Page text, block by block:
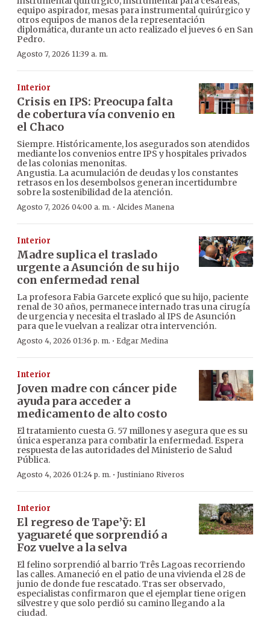
equipo aspirador, mesas para instrumental quirúrgico y
otros equipos de manos de la representación
diplomática, durante un acto realizado el jueves 6 en San
Pedro.
Agosto 7, 2026 11:39 a. m.
Interior
Crisis en IPS: Preocupa falta
de cobertura vía convenio en
el Chaco
Siempre. Históricamente, los asegurados son atendidos
mediante los convenios entre IPS y hospitales privados
de las colonias menonitas.
Angustia. La acumulación de deudas y los constantes
retrasos en los desembolsos generan incertidumbre
sobre la sostenibilidad de la atención.
Agosto 7, 2026 04:00 a. m. · Alcides Manena
Interior
Madre suplica el traslado
urgente a Asunción de su hijo
con enfermedad renal
La profesora Fabia Garcete explicó que su hijo, paciente
renal de 30 años, permanece internado tras una cirugía
de urgencia y necesita el traslado al IPS de Asunción
para que le vuelvan a realizar otra intervención.
Agosto 4, 2026 01:36 p. m. · Edgar Medina
Interior
Joven madre con cáncer pide
ayuda para acceder a
medicamento de alto costo
El tratamiento cuesta G. 57 millones y asegura que es su
única esperanza para combatir la enfermedad. Espera
respuesta de las autoridades del Ministerio de Salud
Pública.
Agosto 4, 2026 01:24 p. m. · Justiniano Riveros
Interior
El regreso de Tape’ỹ: El
yaguareté que sorprendió a
Foz vuelve a la selva
El felino sorprendió al barrio Três Lagoas recorriendo
las calles. Amaneció en el patio de una vivienda el 28 de
junio de donde fue rescatado. Tras ser observado,
especialistas confirmaron que el ejemplar tiene origen
silvestre y que solo perdió su camino llegando a la
ciudad.